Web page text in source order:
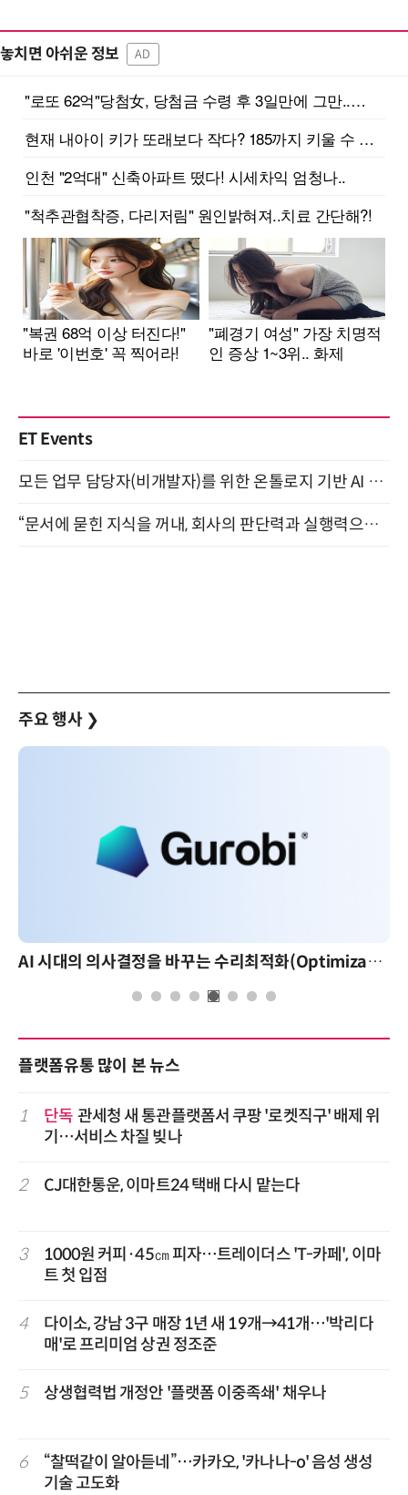
놓치면 아쉬운 정보 AD
ET Events
모든 업무 담당자(비개발자)를 위한 온톨로지 기반 AI 지식체계 설계 1-day 워크숍 8월 20일 개최
“문서에 묻힌 지식을 꺼내, 회사의 판단력과 실행력으로 바꾸다” (8/20)
주요 행사 ❯
AI 시대의 의사결정을 바꾸는 수리최적화(Optimization): 실제 산업 적용 사례와 활용 전략
플랫폼유통 많이 본 뉴스
1 단독 관세청 새 통관플랫폼서 쿠팡 '로켓직구' 배제 위
기…서비스 차질 빚나
2 CJ대한통운, 이마트24 택배 다시 맡는다
3
1000원 커피·45㎝ 피자…트레이더스 'T-카페', 이마
트 첫 입점
4
다이소, 강남 3구 매장 1년 새 19개→41개…'박리다
매'로 프리미엄 상권 정조준
5 상생협력법 개정안 '플랫폼 이중족쇄' 채우나
6
“찰떡같이 알아듣네”…카카오, '카나나-o' 음성 생성
기술 고도화